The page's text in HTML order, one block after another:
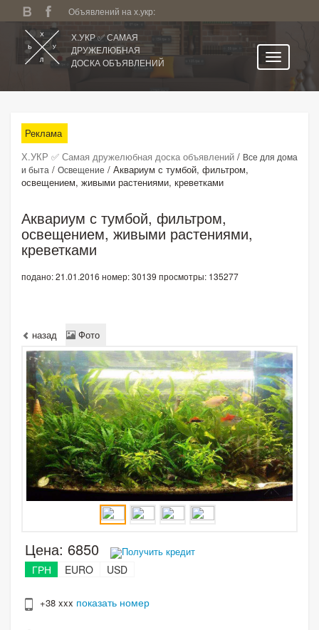
Объявлений на х.укр:
Х.УКР ✅ САМАЯ
ДРУЖЕЛЮБНАЯ
ДОСКА ОБЪЯВЛЕНИЙ
Все регионы
Категории
Избранное
Личный кабинет
Поиск по сайту
Подать объявление
Реклама
Х.УКР ✅ Самая дружелюбная доска объявлений / Все для дома
и быта / Освещение / Аквариум с тумбой, фильтром,
освещением, живыми растениями, креветками
Аквариум с тумбой, фильтром,
освещением, живыми растениями,
креветками
подано: 21.01.2016 номер: 30139 просмотры: 135277
назад Фото
Цена: 6850 Получить кредит
ГРН EURO USD
+38 xxx показать номер